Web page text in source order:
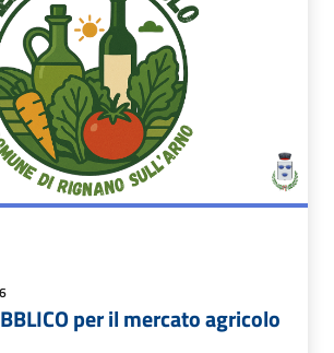
per il mercato agricolo